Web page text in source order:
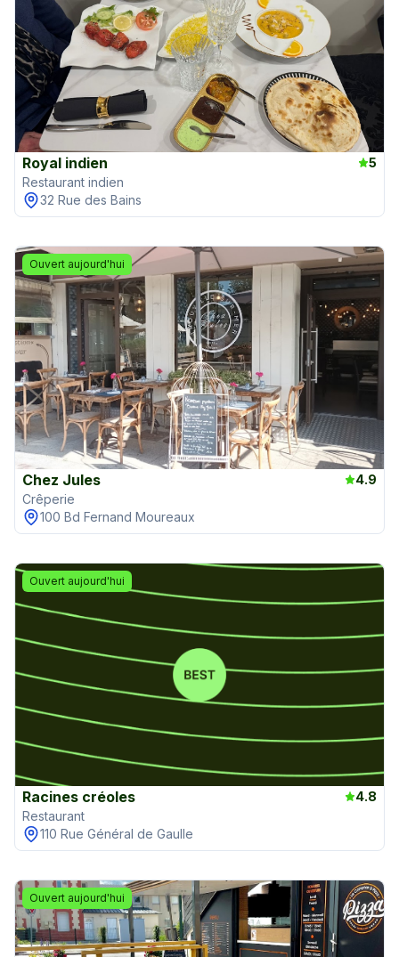
Royal indien
5
Restaurant indien
32 Rue des Bains
Ouvert aujourd'hui
Chez Jules
4.9
Crêperie
100 Bd Fernand Moureaux
Ouvert aujourd'hui
Racines créoles
4.8
Restaurant
110 Rue Général de Gaulle
Ouvert aujourd'hui